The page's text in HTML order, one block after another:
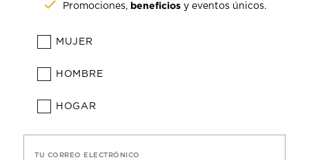
Promociones, beneficios y eventos únicos.
MUJER
HOMBRE
HOGAR
TU CORREO ELECTRÓNICO